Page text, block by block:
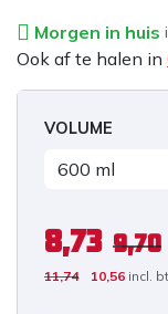
Morgen in huis
Ook af te halen in
VOLUME
8,73 9,70
11,74 10,56 incl.